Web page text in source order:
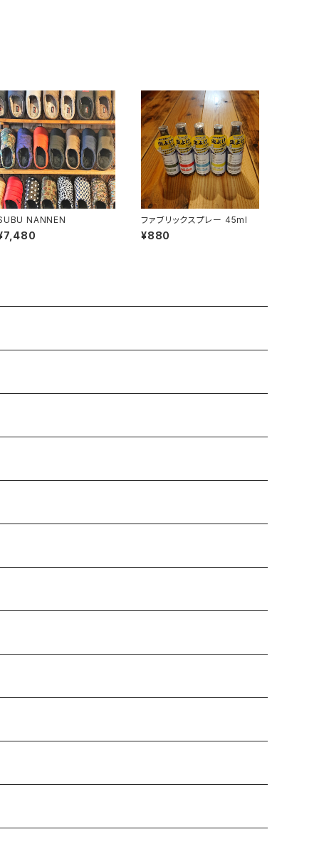
NANNEN ファブリックスプレー 45ml
¥880